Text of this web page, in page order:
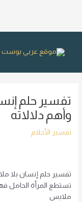
تفسير حلم
وأهم دلالاته
تفسير الأحلام
تفسير حلم إنسان بلا
تستطع المرأة الحامل
ملابس